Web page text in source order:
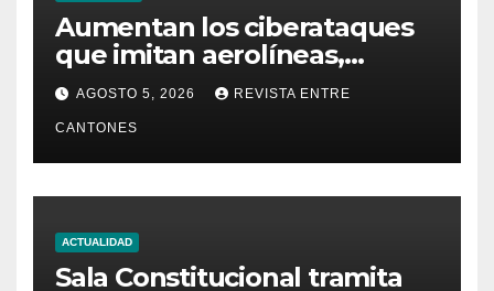
Aumentan los ciberataques
que imitan aerolíneas,
hoteles y plataformas de
viaje
AGOSTO 5, 2026 REVISTA ENTRE
CANTONES
ACTUALIDAD
Sala Constitucional tramita